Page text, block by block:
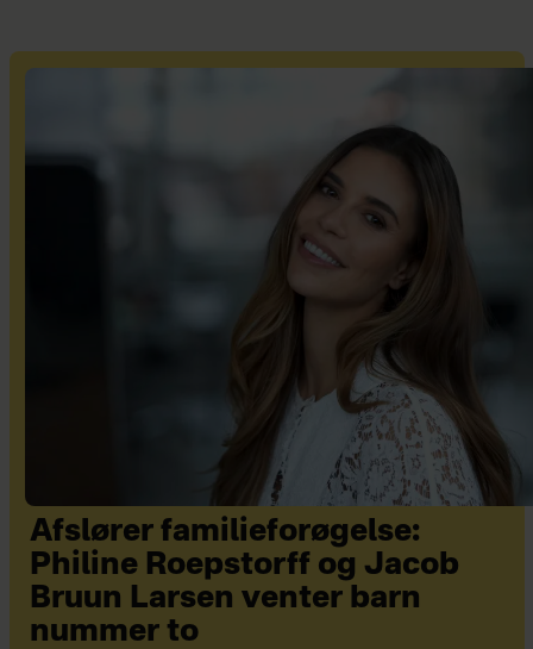
Afslører familieforøgelse:
Philine Roepstorff og Jacob
Bruun Larsen venter barn
nummer to